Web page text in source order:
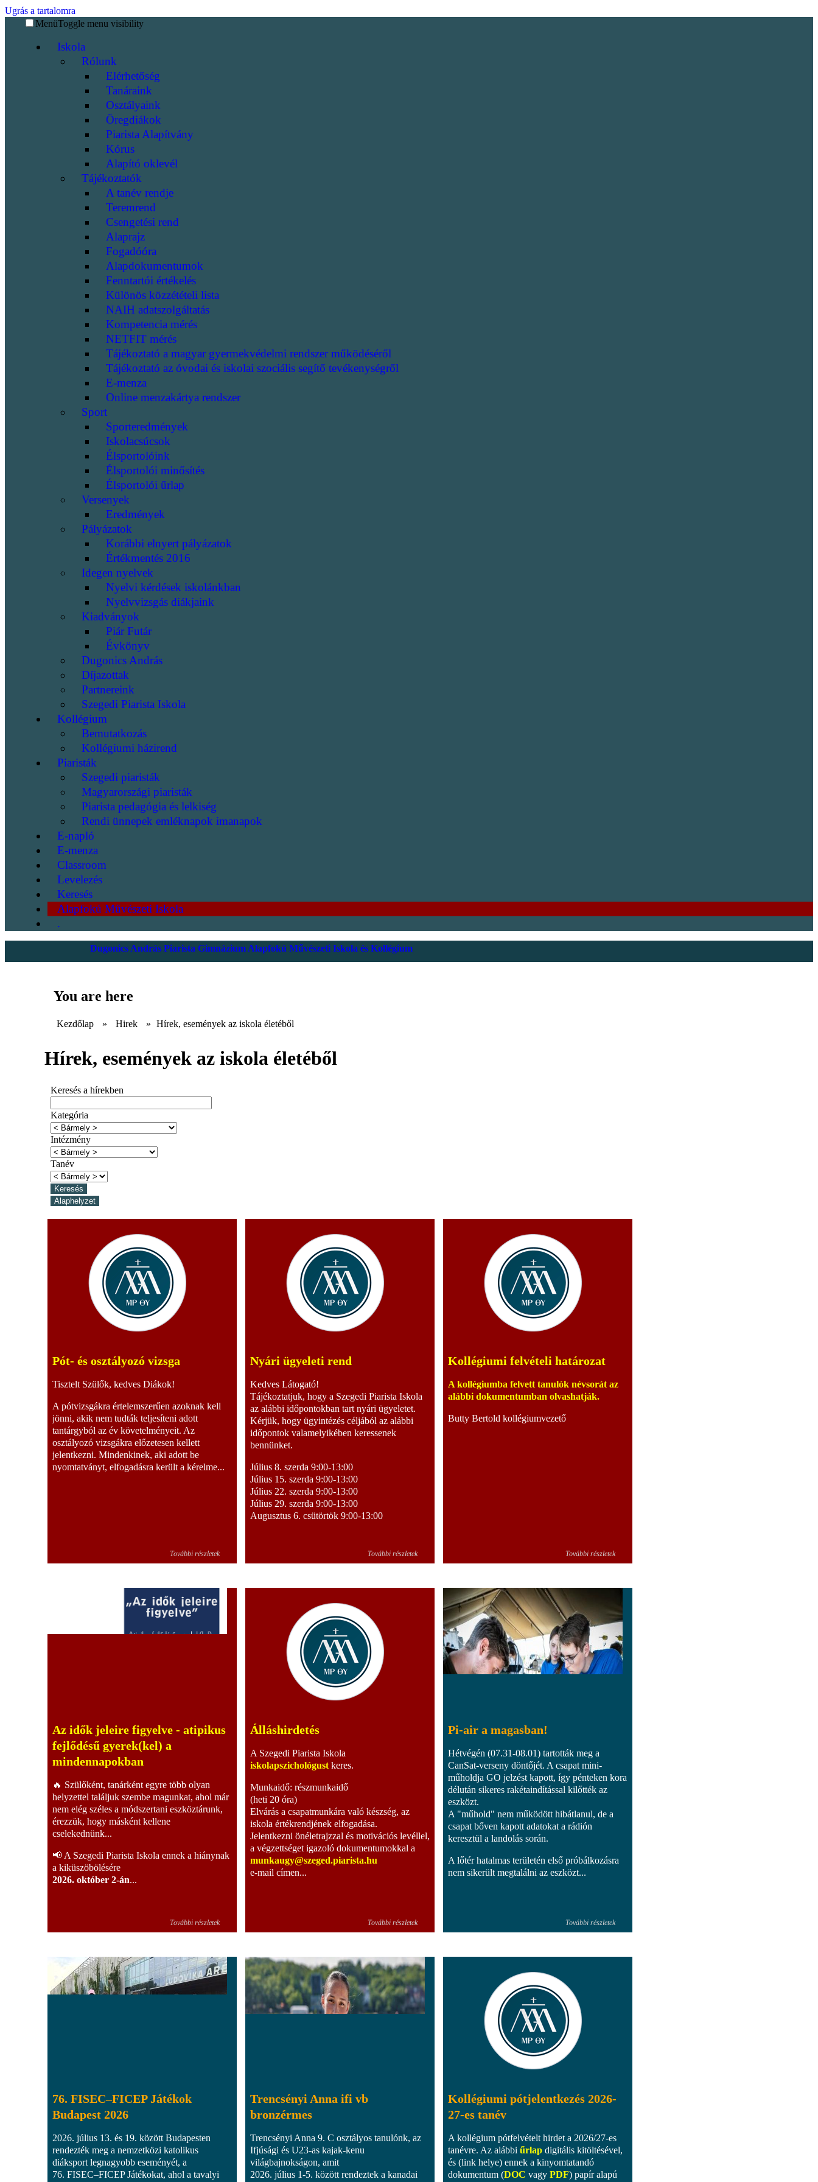
Ugrás a tartalomra
MenüToggle menu visibility
Iskola
Rólunk
Elérhetőség
Tanáraink
Osztályaink
Öregdiákok
Piarista Alapítvány
Kórus
Alapító oklevél
Tájékoztatók
A tanév rendje
Teremrend
Csengetési rend
Alaprajz
Fogadóóra
Alapdokumentumok
Fenntartói értékelés
Különös közzétételi lista
NAIH adatszolgáltatás
Kompetencia mérés
NETFIT mérés
Tájékoztató a magyar gyermekvédelmi rendszer működéséről
Tájékoztató az óvodai és iskolai szociális segítő tevékenységről
E-menza
Online menzakártya rendszer
Sport
Sporteredmények
Iskolacsúcsok
Élsportolóink
Élsportolói minősítés
Élsportolói űrlap
Versenyek
Eredmények
Pályázatok
Korábbi elnyert pályázatok
Értékmentés 2016
Idegen nyelvek
Nyelvi kérdések iskolánkban
Nyelvvizsgás diákjaink
Kiadványok
Piár Futár
Évkönyv
Dugonics András
Díjazottak
Partnereink
Szegedi Piarista Iskola
Kollégium
Bemutatkozás
Kollégiumi házirend
Piaristák
Szegedi piaristák
Magyarországi piaristák
Piarista pedagógia és lelkiség
Rendi ünnepek emléknapok imanapok
E-napló
E-menza
Classroom
Levelezés
Keresés
Alapfokú Művészeti Iskola
.
Dugonics András Piarista Gimnázium Alapfokú Művészeti Iskola és Kollégium
You are here
Kezdőlap » Hirek » Hírek, események az iskola életéből
Hírek, események az iskola életéből
Keresés a hírekben
Kategória
Intézmény
Tanév
Pót- és osztályozó vizsga
Tisztelt Szülők, kedves Diákok!
A pótvizsgákra értelemszerűen azoknak kell
jönni, akik nem tudták teljesíteni adott
tantárgyból az év követelményeit. Az
osztályozó vizsgákra előzetesen kellett
jelentkezni. Mindenkinek, aki adott be
nyomtatványt, elfogadásra került a kérelme...
További részletek
Nyári ügyeleti rend
Kedves Látogató!
Tájékoztatjuk, hogy a Szegedi Piarista Iskola
az alábbi időpontokban tart nyári ügyeletet.
Kérjük, hogy ügyintézés céljából az alábbi
időpontok valamelyikében keressenek
bennünket.
Július 8. szerda 9:00-13:00
Július 15. szerda 9:00-13:00
Július 22. szerda 9:00-13:00
Július 29. szerda 9:00-13:00
Augusztus 6. csütörtök 9:00-13:00
További részletek
Kollégiumi felvételi határozat
A kollégiumba felvett tanulók névsorát az
alábbi dokumentumban olvashatják.
Butty Bertold kollégiumvezető
További részletek
Az idők jeleire figyelve - atipikus
fejlődésű gyerek(kel) a
mindennapokban
🔥 Szülőként, tanárként egyre több olyan
helyzettel találjuk szembe magunkat, ahol már
nem elég széles a módszertani eszköztárunk,
érezzük, hogy másként kellene
cselekednünk...
📢 A Szegedi Piarista Iskola ennek a hiánynak
a kiküszöbölésére
2026. október 2-án...
További részletek
Álláshirdetés
A Szegedi Piarista Iskola
iskolapszichológust keres.
Munkaidő: részmunkaidő
(heti 20 óra)
Elvárás a csapatmunkára való készség, az
iskola értékrendjének elfogadása.
Jelentkezni önéletrajzzal és motivációs levéllel,
a végzettséget igazoló dokumentumokkal a
munkaugy@szeged.piarista.hu
e-mail címen...
További részletek
Pi-air a magasban!
Hétvégén (07.31-08.01) tartották meg a
CanSat-verseny döntőjét. A csapat mini-
műholdja GO jelzést kapott, így pénteken kora
délután sikeres rakétaindítással kilőtték az
eszközt.
A "műhold" nem működött hibátlanul, de a
csapat bőven kapott adatokat a rádión
keresztül a landolás során.
A lőtér hatalmas területén első próbálkozásra
nem sikerült megtalálni az eszközt...
További részletek
76. FISEC–FICEP Játékok
Budapest 2026
2026. július 13. és 19. között Budapesten
rendezték meg a nemzetközi katolikus
diáksport legnagyobb eseményét, a
76. FISEC–FICEP Játékokat, ahol a tavalyi
Trencsényi Anna ifi vb
bronzérmes
Trencsényi Anna 9. C osztályos tanulónk, az
Ifjúsági és U23-as kajak-kenu
világbajnokságon, amit
2026. július 1-5. között rendeztek a kanadai
Kollégiumi pótjelentkezés 2026-
27-es tanév
A kollégium pótfelvételt hirdet a 2026/27-es
tanévre. Az alábbi űrlap digitális kitöltésével,
és (link helye) ennek a kinyomtatandó
dokumentum (DOC vagy PDF) papír alapú